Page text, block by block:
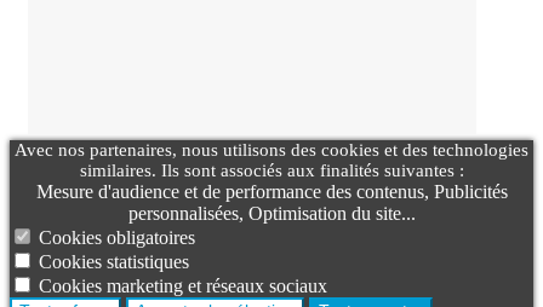
Avec nos partenaires, nous utilisons des cookies et des technologies
similaires. Ils sont associés aux finalités suivantes :
Mesure d'audience et de performance des contenus, Publicités
personnalisées, Optimisation du site...
Cookies obligatoires
Cookies statistiques
Cookies marketing et réseaux sociaux